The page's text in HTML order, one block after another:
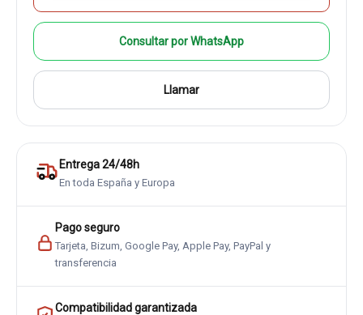
Consultar por WhatsApp
Llamar
Entrega 24/48h
En toda España y Europa
Pago seguro
Tarjeta, Bizum, Google Pay, Apple Pay, PayPal y
transferencia
Compatibilidad garantizada